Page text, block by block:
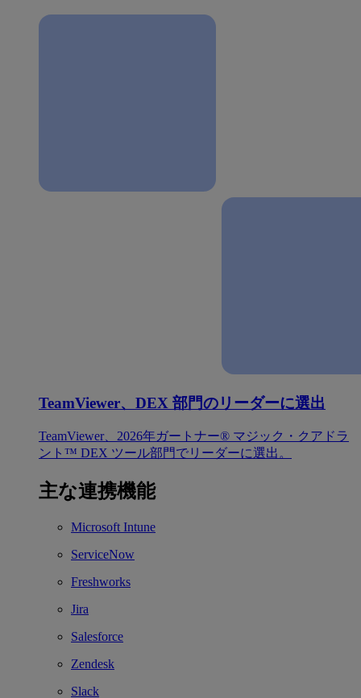
TeamViewer、DEX 部門のリーダーに選出
TeamViewer、2026年ガートナー® マジック・クアドラ
ント™ DEX ツール部門でリーダーに選出。
主な連携機能
Microsoft Intune
ServiceNow
Freshworks
Jira
Salesforce
Zendesk
Slack